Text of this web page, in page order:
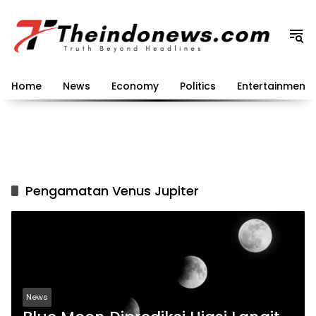
konten
Home News Economy Politics Entertainment
Pengamatan Venus Jupiter
News